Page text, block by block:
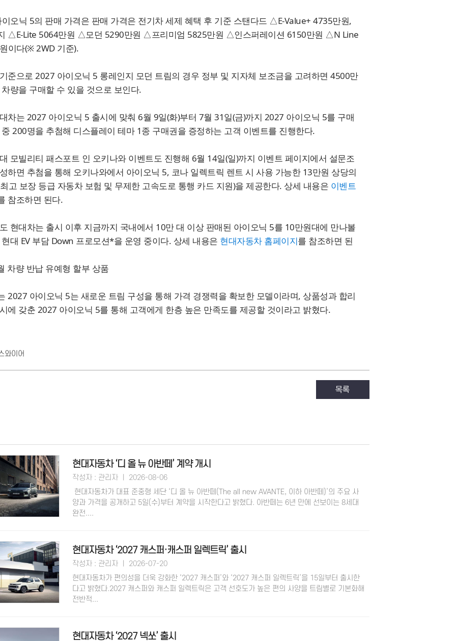
오닉 5의 판매 가격은 판매 가격은 전기차 세제 혜택 후 기준 스탠다드 △E-Value+ 4735만원,
△E-Lite 5064만원 △모던 5290만원 △프리미엄 5825만원 △인스퍼레이션 6150만원 △N Line
이다(※ 2WD 기준).
준으로 2027 아이오닉 5 롱레인지 모던 트림의 경우 정부 및 지자체 보조금을 고려하면 4500만
량을 구매할 수 있을 것으로 보인다.
차는 2027 아이오닉 5 출시에 맞춰 6월 9일(화)부터 7월 31일(금)까지 2027 아이오닉 5를 구매
200명을 추첨해 디스플레이 테마 1종 구매권을 증정하는 고객 이벤트를 진행한다.
모빌리티 패스포트 인 오키나와 이벤트도 진행해 6월 14일(일)까지 이벤트 페이지에서 설문조
하면 추첨을 통해 오키나와에서 아이오닉 5, 코나 일렉트릭 렌트 시 사용 가능한 13만원 상당의
고 보장 등급 자동차 보험 및 무제한 고속도로 통행 카드 지원)을 제공한다. 상세 내용은 이벤트
참조하면 된다.
현대차는 출시 이후 지금까지 국내에서 10만 대 이상 판매된 아이오닉 5를 10만원대에 만나볼
대 EV 부담 Down 프로모션*을 운영 중이다. 상세 내용은 현대자동차 홈페이지를 참조하면 된
차량 반납 유예형 할부 상품
2027 아이오닉 5는 새로운 트림 구성을 통해 가격 경쟁력을 확보한 모델이라며, 상품성과 합리
에 갖춘 2027 아이오닉 5를 통해 고객에게 한층 높은 만족도를 제공할 것이라고 밝혔다.
와이어
현대자동차 ‘디 올 뉴 아반떼’ 계약 개시
작성자 : 관리자 ㅣ 2026-08-06
현대자동차가 대표 준중형 세단 ‘디 올 뉴 아반떼(The all new AVANTE, 이하 아반떼)’의 주요 사
양과 가격을 공개하고 5일(수)부터 계약을 시작한다고 밝혔다. 아반떼는 6년 만에 선보이는 8세대
완전....
현대자동차 ‘2027 캐스퍼·캐스퍼 일렉트릭’ 출시
작성자 : 관리자 ㅣ 2026-07-20
현대자동차가 편의성을 더욱 강화한 ‘2027 캐스퍼’와 ‘2027 캐스퍼 일렉트릭’을 15일부터 출시한
다고 밝혔다.​2027 캐스퍼와 캐스퍼 일렉트릭은 고객 선호도가 높은 편의 사양을 트림별로 기본화해
전반적...
현대자동차 ‘2027 넥쏘’ 출시